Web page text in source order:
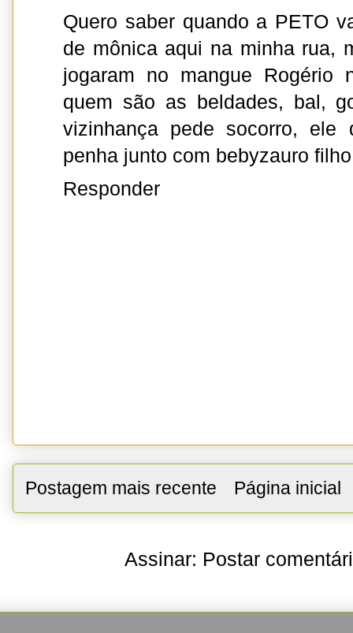
Quero saber quando a PETO
de mônica aqui na minha rua,
jogaram no mangue Rogério
quem são as beldades, bal,
vizinhança pede socorro, ele
penha junto com bebyzauro
Responder
Postagem mais recente Página inicial
Assinar: Postar